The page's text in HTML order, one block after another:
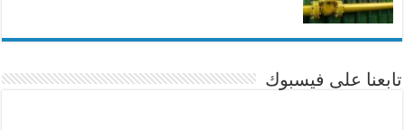
تابعنا على فيسبوك